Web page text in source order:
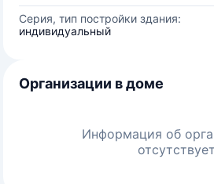
Серия, тип постройки здания:
индивидуальный
Организации в доме
Информация об
отсутствует